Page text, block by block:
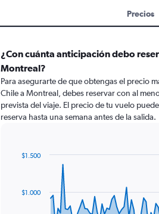
Precios
¿Con cuánta anticipación debo
Montreal?
Para asegurarte de que obtengas el precio
Chile a Montreal, debes reservar con al
prevista del viaje. El precio de tu vuelo
reserva hasta una semana antes de la salida.
data
$1.000
$1.500